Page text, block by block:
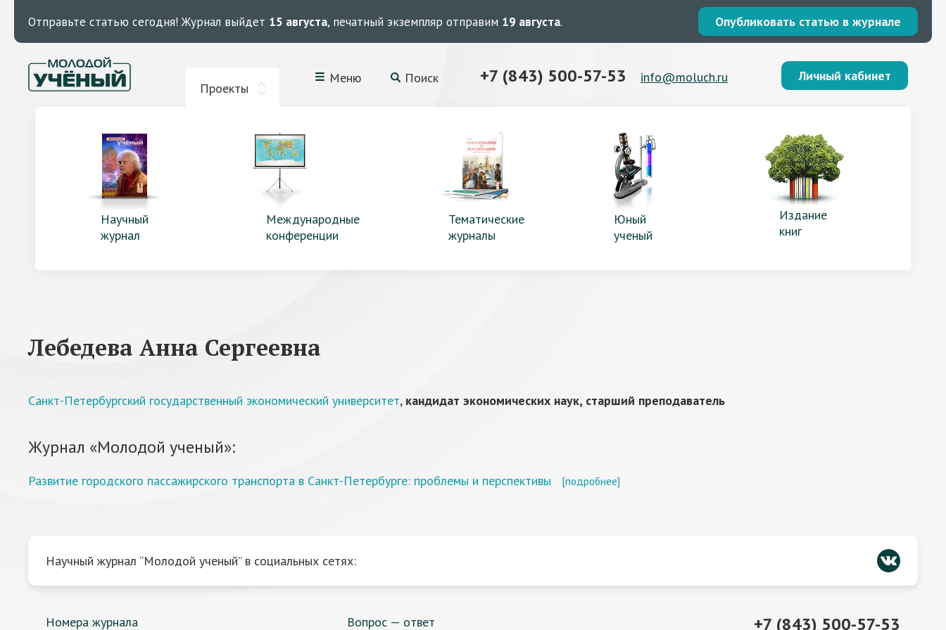
Отправьте статью сегодня! Журнал выйдет 15 августа, печатный экземпляр отправим 19 августа. Опубликовать статью в журнале
Проекты
Меню Поиск +7 (843) 500-57-53 info@moluch.ru Личный кабинет
Научный
журнал
Международные
конференции
Тематические
журналы
Юный
ученый
Издание
книг
Лебедева Анна Сергеевна
Санкт-Петербургский государственный экономический университет, кандидат экономических наук, старший преподаватель
Журнал «Молодой ученый»:
Развитие городского пассажирского транспорта в Санкт-Петербурге: проблемы и перспективы [подробнее]
Научный журнал “Молодой ученый” в социальных сетях:
Номера журнала Вопрос — ответ +7 (843) 500-57-53